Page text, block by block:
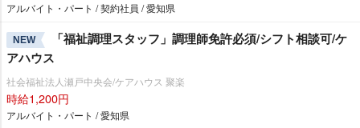
アルバイト・パート / 契約社員 / 愛知県
NEW
「福祉調理スタッフ」調理師免許必須/シフト相談可/ケ
アハウス
社会福祉法人瀬戸中央会/ケアハウス 聚楽
時給1,200円
アルバイト・パート / 愛知県